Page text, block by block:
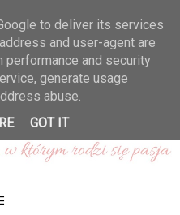
to deliver its services
and user-agent are
performance and security
generate usage
abuse.
GOT IT